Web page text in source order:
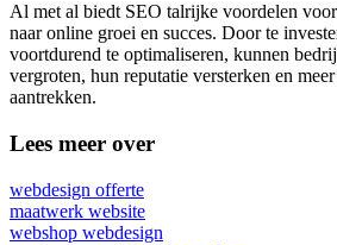
Al met al biedt SEO talrijke voordelen
naar online groei en succes. Door te
voortdurend te optimaliseren, kunnen
vergroten, hun reputatie versterken en
aantrekken.
Lees meer over
webdesign offerte
maatwerk website
webshop webdesign